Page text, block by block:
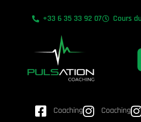
+33 6 35 33 92 07 Cours
Coaching Coaching